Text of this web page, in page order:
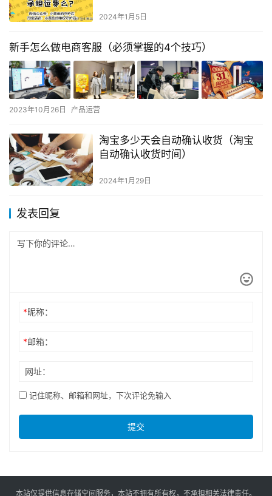
2024年1月5日
新手怎么做电商客服（必须掌握的4个技巧）
2023年10月26日 产品运营
淘宝多少天会自动确认收货（淘宝
自动确认收货时间）
2024年1月29日
发表回复
*昵称：
*邮箱：
网址：
记住昵称、邮箱和网址，下次评论免输入
提交
本站仅提供信息存储空间服务，本站不拥有所有权，不承担相关法律责任。